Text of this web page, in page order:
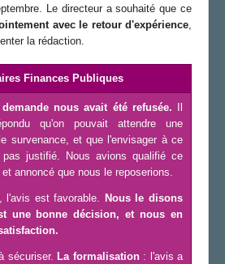
Le directeur a souhaité que ce
avec le retour d'expérience,
la rédaction.
Finances Publiques
nous avait été refusée.
qu'on pouvait attendre une
survenance, et que l'envisager à ce
justifié. Nous avions qualifié ce
annoncé que nous le reposerions.
l'avis est favorable. Nous le disons
une bonne décision, et nous en
sécuriser. La formalisation: l'avis a